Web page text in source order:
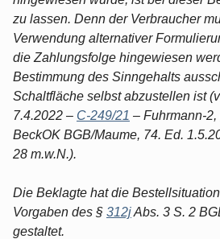
zu lassen. Denn der Verbraucher
Verwendung alternativer
die Zahlungsfolge hingewiesen
Bestimmung des Sinngehalts
Schaltfläche selbst abzustellen ist
7.4.2022 – C-249/21 – Fuhrmann-2,
BeckOK BGB/Maume, 74. Ed.
28 m.w.N.).
Die Beklagte hat die
Vorgaben des § 312jAbs. 3 S. 2
gestaltet.